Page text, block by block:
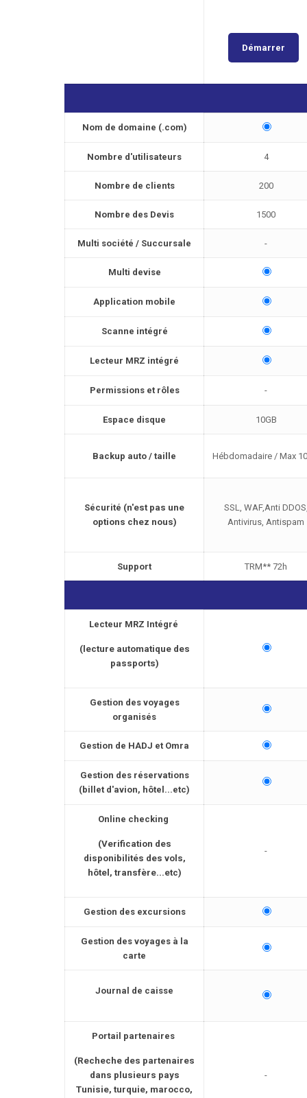
Démarrer
Nom de domaine (.com)
Nombre d'utilisateurs 4
Nombre de clients 200
Nombre des Devis 1500
Multi société / Succursale -
Multi devise
Application mobile
Scanne intégré
Lecteur MRZ intégré
Permissions et rôles -
Espace disque 10GB
Backup auto / taille Hébdomadaire / Max
Sécurité (n'est pas une
options chez nous)
SSL, WAF,Anti
Antivirus, Antispam
Support TRM** 72h
Lecteur MRZ Intégré
(lecture automatique des
passports)
Gestion des voyages
organisés
Gestion de HADJ et Omra
Gestion des réservations
(billet d'avion, hôtel...etc)
Online checking
(Verification des
disponibilités des vols,
hôtel, transfère...etc)
-
Gestion des excursions
Gestion des voyages à la
carte
Journal de caisse
Portail partenaires
(Recheche des partenaires
dans plusieurs pays
Tunisie, turquie, marocco,
-